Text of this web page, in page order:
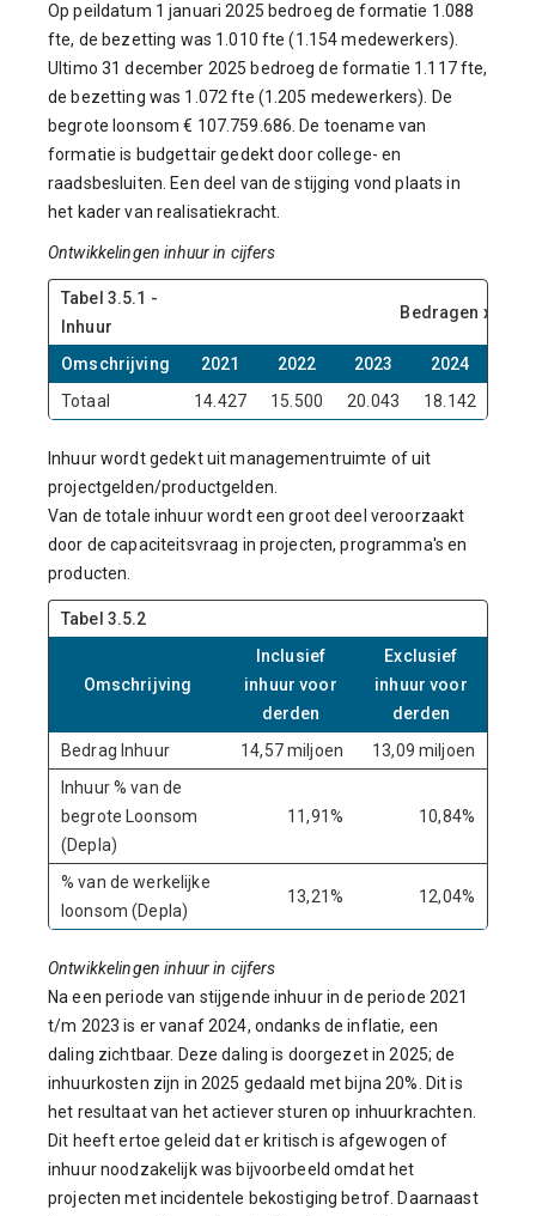
Op peildatum 1 januari 2025 bedroeg de formatie 1.088
fte, de bezetting was 1.010 fte (1.154 medewerkers).
Ultimo 31 december 2025 bedroeg de formatie 1.117 fte,
de bezetting was 1.072 fte (1.205 medewerkers). De
begrote loonsom € 107.759.686. De toename van
formatie is budgettair gedekt door college- en
raadsbesluiten. Een deel van de stijging vond plaats in
het kader van realisatiekracht.
Ontwikkelingen inhuur in cijfers
Tabel 3.5.1 -
Inhuur
Bedragen x €
Omschrijving 2021 2022 2023 2024
Totaal
14.427 15.500 20.043 18.142
Inhuur wordt gedekt uit managementruimte of uit
projectgelden/productgelden.
Van de totale inhuur wordt een groot deel veroorzaakt
door de capaciteitsvraag in projecten, programma's en
producten.
Tabel 3.5.2
Omschrijving
Inclusief
inhuur voor
derden
Exclusief
inhuur voor
derden
Bedrag Inhuur
14,57 miljoen
13,09 miljoen
Inhuur % van de
begrote Loonsom
(Depla)
11,91% 10,84%
% van de werkelijke
loonsom (Depla)
13,21% 12,04%
Ontwikkelingen inhuur in cijfers
Na een periode van stijgende inhuur in de periode 2021
t/m 2023 is er vanaf 2024, ondanks de inflatie, een
daling zichtbaar. Deze daling is doorgezet in 2025; de
inhuurkosten zijn in 2025 gedaald met bijna 20%. Dit is
het resultaat van het actiever sturen op inhuurkrachten.
Dit heeft ertoe geleid dat er kritisch is afgewogen of
inhuur noodzakelijk was bijvoorbeeld omdat het
projecten met incidentele bekostiging betrof. Daarnaast